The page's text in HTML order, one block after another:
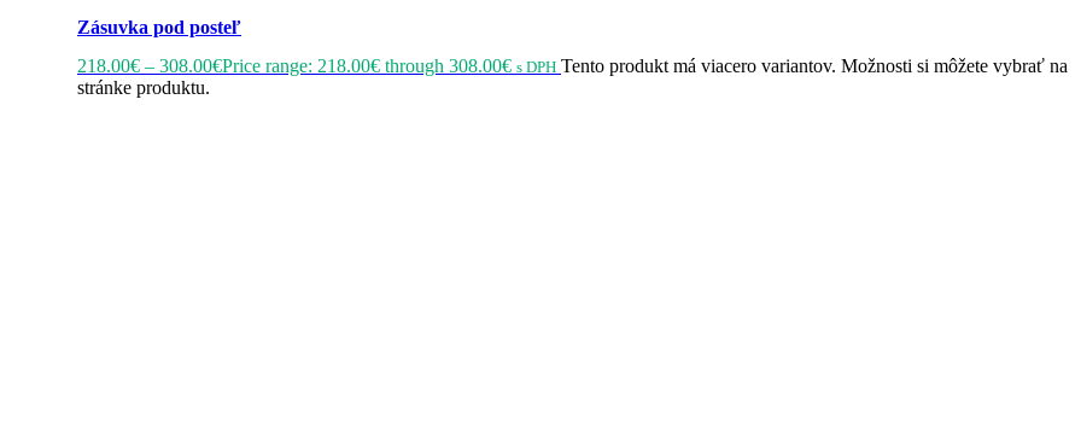
Zásuvka pod posteľ
218.00€ – 308.00€Price range: 218.00€ through 308.00€ s DPH Tento produkt má viacero variantov. Možnosti si môžete vybrať na
stránke produktu.